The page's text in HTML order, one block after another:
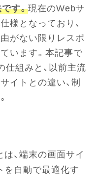
す。現在のWebサ
様となっており、
がない限りレスポ
います。本記事で
仕組みと、以前主流
イトとの違い、制
、端末の画面サイ
を自動で最適化す